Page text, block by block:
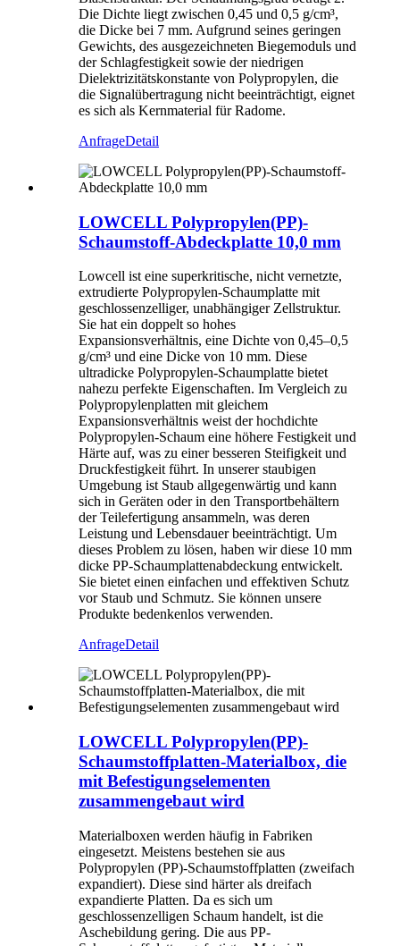
Die Dichte liegt zwischen 0,45 und 0,5 g/cm³,
die Dicke bei 7 mm. Aufgrund seines geringen
Gewichts, des ausgezeichneten Biegemoduls und
der Schlagfestigkeit sowie der niedrigen
Dielektrizitätskonstante von Polypropylen, die
die Signalübertragung nicht beeinträchtigt, eignet
es sich als Kernmaterial für Radome.
AnfrageDetail
LOWCELL Polypropylen(PP)-
Schaumstoff-Abdeckplatte 10,0 mm
Lowcell ist eine superkritische, nicht vernetzte,
extrudierte Polypropylen-Schaumplatte mit
geschlossenzelliger, unabhängiger Zellstruktur.
Sie hat ein doppelt so hohes
Expansionsverhältnis, eine Dichte von 0,45–0,5
g/cm³ und eine Dicke von 10 mm. Diese
ultradicke Polypropylen-Schaumplatte bietet
nahezu perfekte Eigenschaften. Im Vergleich zu
Polypropylenplatten mit gleichem
Expansionsverhältnis weist der hochdichte
Polypropylen-Schaum eine höhere Festigkeit und
Härte auf, was zu einer besseren Steifigkeit und
Druckfestigkeit führt. In unserer staubigen
Umgebung ist Staub allgegenwärtig und kann
sich in Geräten oder in den Transportbehältern
der Teilefertigung ansammeln, was deren
Leistung und Lebensdauer beeinträchtigt. Um
dieses Problem zu lösen, haben wir diese 10 mm
dicke PP-Schaumplattenabdeckung entwickelt.
Sie bietet einen einfachen und effektiven Schutz
vor Staub und Schmutz. Sie können unsere
Produkte bedenkenlos verwenden.
AnfrageDetail
LOWCELL Polypropylen(PP)-
Schaumstoffplatten-Materialbox, die
mit Befestigungselementen
zusammengebaut wird
Materialboxen werden häufig in Fabriken
eingesetzt. Meistens bestehen sie aus
Polypropylen (PP)-Schaumstoffplatten (zweifach
expandiert). Diese sind härter als dreifach
expandierte Platten. Da es sich um
geschlossenzelligen Schaum handelt, ist die
Aschebildung gering. Die aus PP-